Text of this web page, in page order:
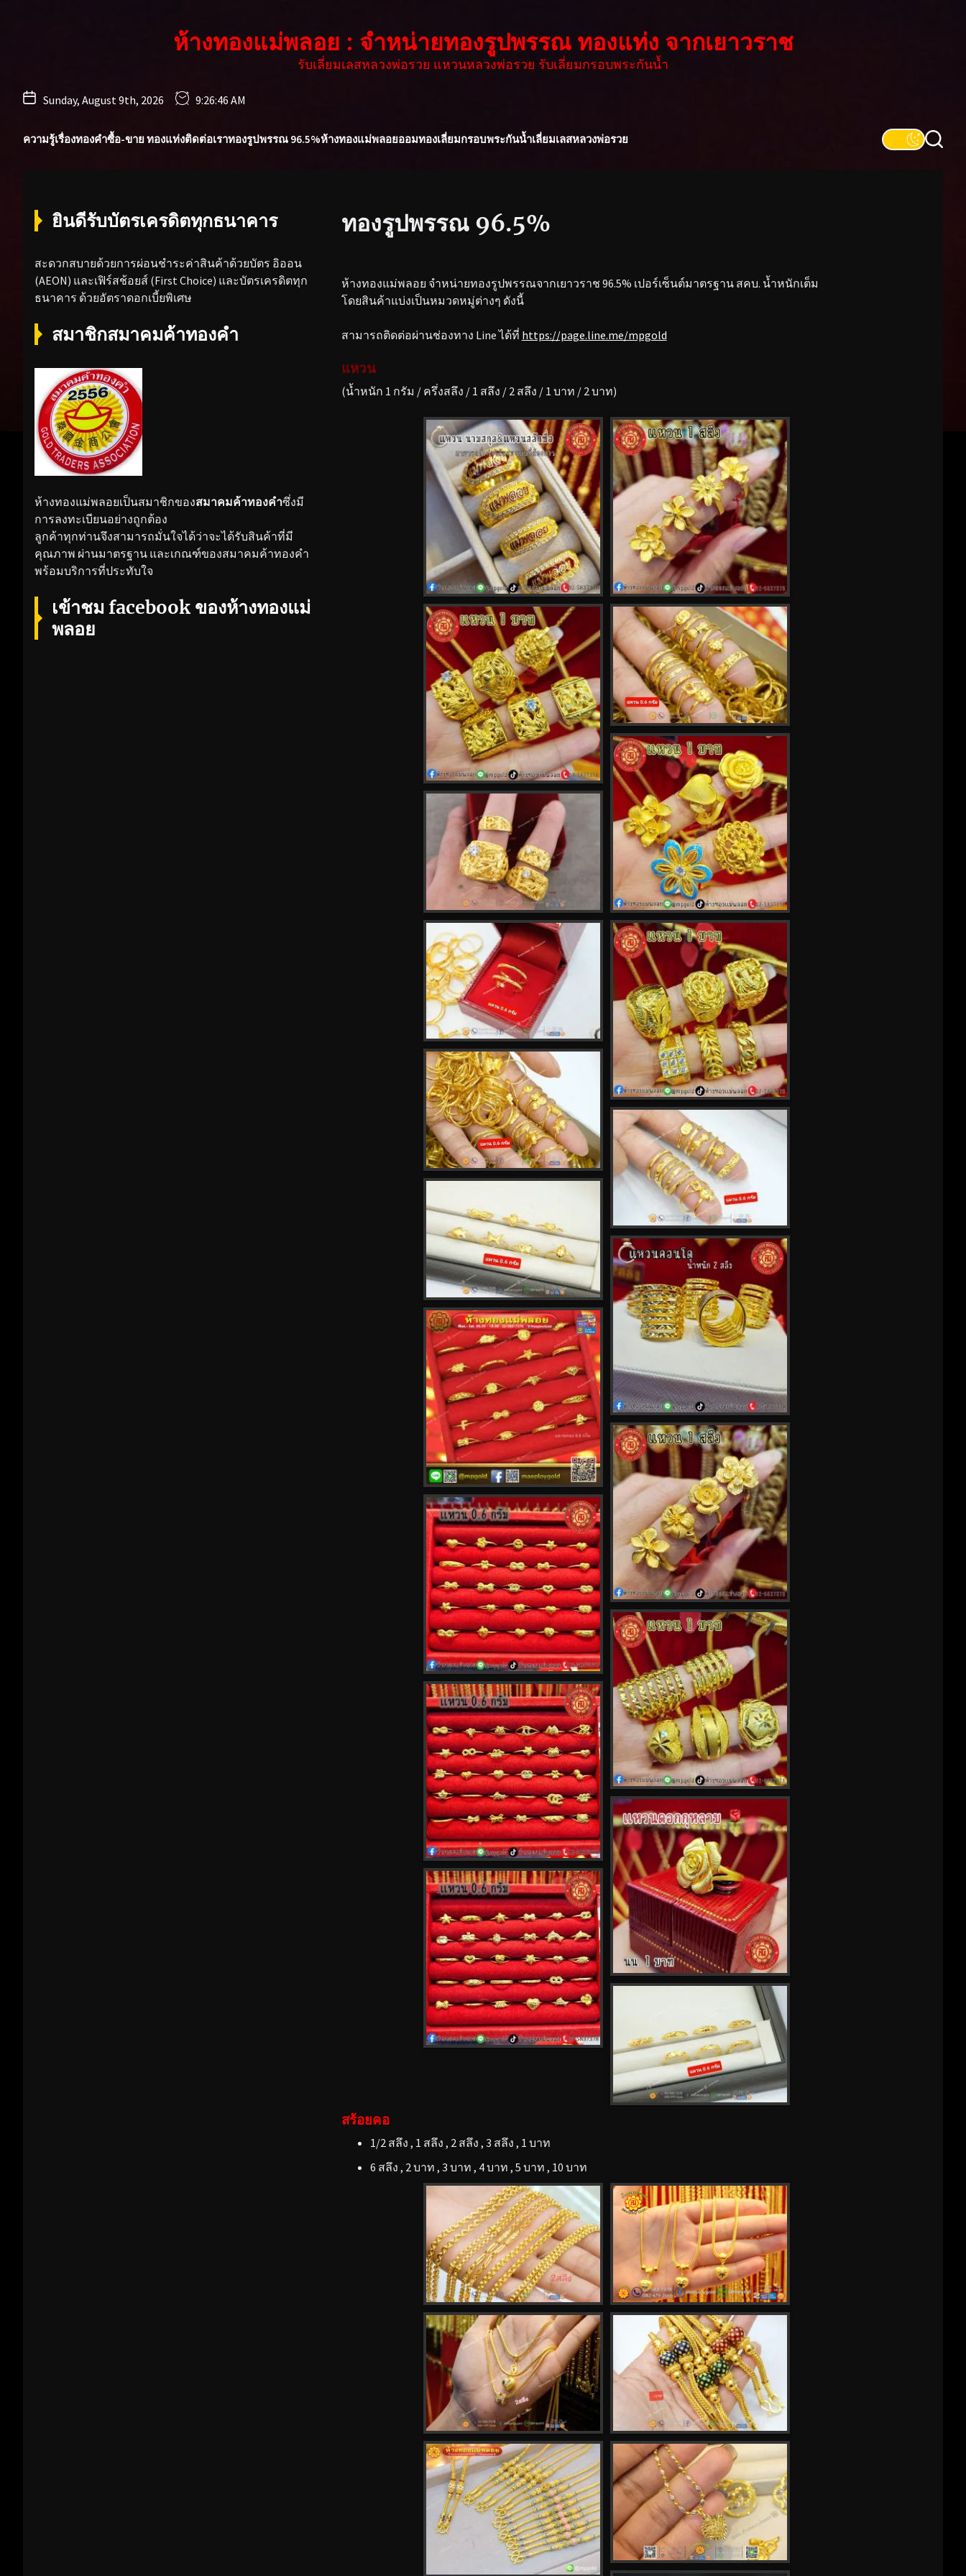
ห้างทองแม่พลอย : จำหน่ายทองรูปพรรณ ทองแท่ง จากเยาวราช
รับเลี่ยมเลสหลวงพ่อรวย แหวนหลวงพ่อรวย รับเลี่ยมกรอบพระกันน้ำ
Sunday, August 9th, 2026 9:26:47 AM
ความรู้เรื่องทองคำซื้อ-ขาย ทองแท่งติดต่อเราทองรูปพรรณ 96.5%ห้างทองแม่พลอยออมทองเลี่ยมกรอบพระกันน้ำเลี่ยมเลสหลวงพ่อรวย
ทองรูปพรรณ 96.5%
ห้างทองแม่พลอย จำหน่ายทองรูปพรรณจากเยาวราช 96.5% เปอร์เซ็นต์มาตรฐาน สคบ. น้ำหนักเต็ม
โดยสินค้าแบ่งเป็นหมวดหมู่ต่างๆ ดังนี้
สามารถติดต่อผ่านช่องทาง Line ได้ที่ https://page.line.me/mpgold
แหวน
(น้ำหนัก 1 กรัม / ครึ่งสลึง / 1 สลึง / 2 สลึง / 1 บาท / 2 บาท)
สร้อยคอ
1/2 สลึง , 1 สลึง , 2 สลึง , 3 สลึง , 1 บาท
6 สลึง , 2 บาท , 3 บาท , 4 บาท , 5 บาท , 10 บาท
ยินดีรับบัตรเครดิตทุกธนาคาร
สะดวกสบายด้วยการผ่อนชำระค่าสินค้าด้วยบัตร อิออน
(AEON) และเฟิร์สช้อยส์ (First Choice) และบัตรเครดิตทุก
ธนาคาร ด้วยอัตราดอกเบี้ยพิเศษ
สมาชิกสมาคมค้าทองคำ
ห้างทองแม่พลอยเป็นสมาชิกของสมาคมค้าทองคำซึ่งมี
การลงทะเบียนอย่างถูกต้อง
ลูกค้าทุกท่านจึงสามารถมั่นใจได้ว่าจะได้รับสินค้าที่มี
คุณภาพ ผ่านมาตรฐาน และเกณฑ์ของสมาคมค้าทองคำ
พร้อมบริการที่ประทับใจ
เข้าชม facebook ของห้างทองแม่
พลอย